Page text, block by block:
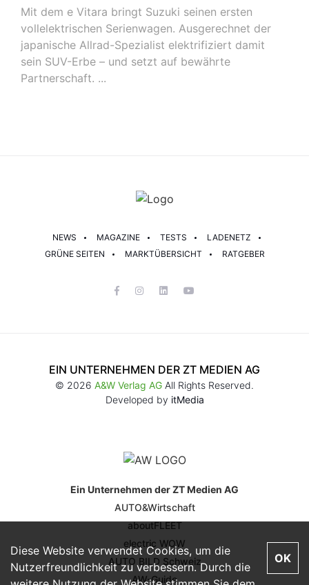
Mit dem e Vitara bringt Suzuki seinen ersten
vollelektrischen Serienwagen. Ausgerechnet der
japanische Allrad-Spezialist elektrifiziert damit
sein SUV-Erbe – und setzt auf bewährte
Partnerschaft. ...
Diese Website verwendet Cookies, um die
Nutzerfreundlichkeit zu verbessern. Durch die
OK
NEWS MAGAZINE TESTS
LADENETZ
GRÜNE SEITEN
MARKTÜBERSICHT RATGEBER
EIN UNTERNEHMEN DER ZT MEDIEN AG
© 2026 A&W Verlag AG All Rights Reserved.
Developed by itMedia
Ein Unternehmen der ZT Medien AG
AUTO&Wirtschaft
aboutFLEET
electric WOW
AUTO BILD Schweiz
AW-Guide